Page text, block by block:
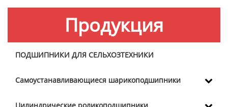
Продукция
ПОДШИПНИКИ ДЛЯ СЕЛЬХОЗТЕХНИКИ
Самоустанавливающиеся шарикоподшипники